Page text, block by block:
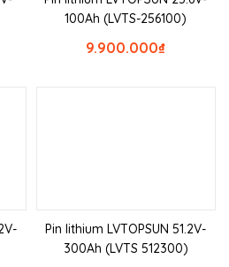
100Ah (LVTS-256100)
₫
9.900.000
Pin lithium LVTOPSUN 51.2V-
300Ah (LVTS 512300)